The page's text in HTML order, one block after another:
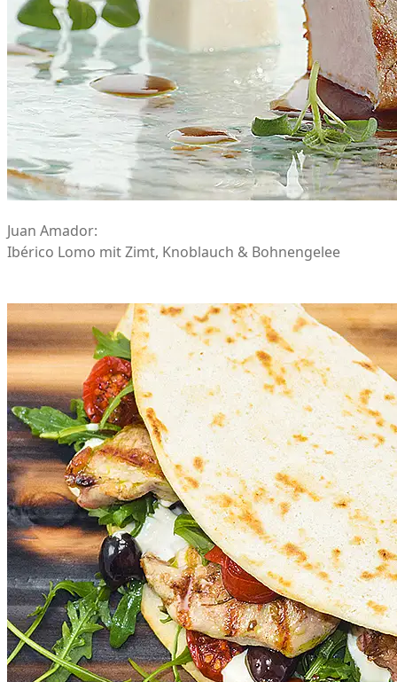
Juan Amador:
Ibérico Lomo mit Zimt, Knoblauch & Bohnengelee